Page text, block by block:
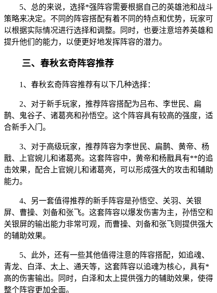
5、总的来说，选择*强阵容需要根据自己的英雄池和战斗
策略来决定。不同的阵容搭配有着不同的特点和优势，玩家可
以根据实际情况进行选择和调整。同时，也要注意培养英雄和
提升他们的能力，以便更好地发挥阵容的潜力。
三、春秋玄奇阵容推荐
1、春秋玄奇阵容推荐有以下几种选择：
2、对于新手玩家，推荐阵容搭配为吕布、李世民、扁
鹊、鬼谷子、诸葛亮和孙悟空。这个阵容具有较高的强度，适
合新手入门。
3、对于高级玩家，推荐阵容为李世民、扁鹊、黄帝、杨
戬、上官婉儿和诸葛亮。这套阵容中，黄帝和杨戬具有**的追
击效果，配合上官婉儿和诸葛亮，可以形成强大的攻击和辅助
能力。
4、另一套值得推荐的新手阵容是孙悟空、关羽、关银
屏、曹操、刘备和张飞。这套阵容以爆发伤害为主，孙悟空和
关银屏的输出能力非常可观，而曹操、刘备和张飞则提供强大
的辅助效果。
5、此外，还有一些其他值得注意的阵容搭配，如追魂、
青龙、白泽、太上、通天等，这套阵容以追魂为核心，具有*
高的伤害输出。同时，白泽和太上提供强力的辅助效果，使得
整个阵容更加全面。